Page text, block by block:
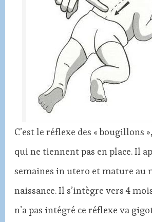
C’est le réflexe des « bougillons
qui ne tiennent pas en place. Il
semaines in utero et mature au
naissance. Il s’intègre vers 4
n’a pas intégré ce réflexe va